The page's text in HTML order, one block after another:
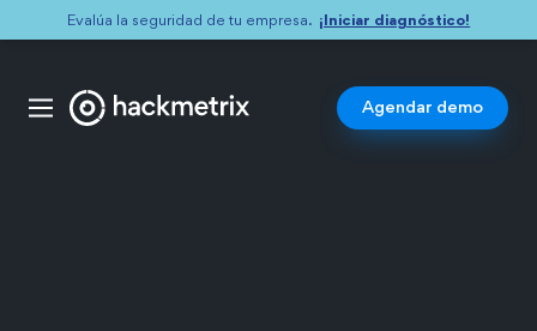
Evalúa la seguridad de tu empresa. ¡Iniciar diagnóstico!
Agendar demo